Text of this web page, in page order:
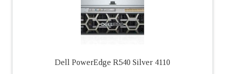
Dell PowerEdge R540 Silver 4110